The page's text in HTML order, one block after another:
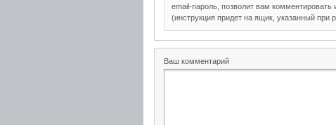
email-пароль, позволит вам комментировать
(инструкция придет на ящик, указанный при
Ваш комментарий